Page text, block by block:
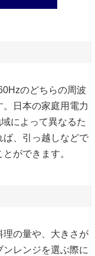
のどちらの周波
日本の家庭用電力
によって異なるた
ば、引っ越しなどで
ができます。
理の量や、大きさが
レンジを選ぶ際に